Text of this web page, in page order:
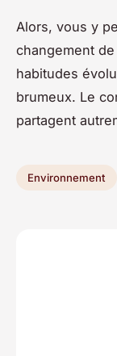
Alors, vous y
changement
habitudes
brumeux. Le
partagent
Environnement